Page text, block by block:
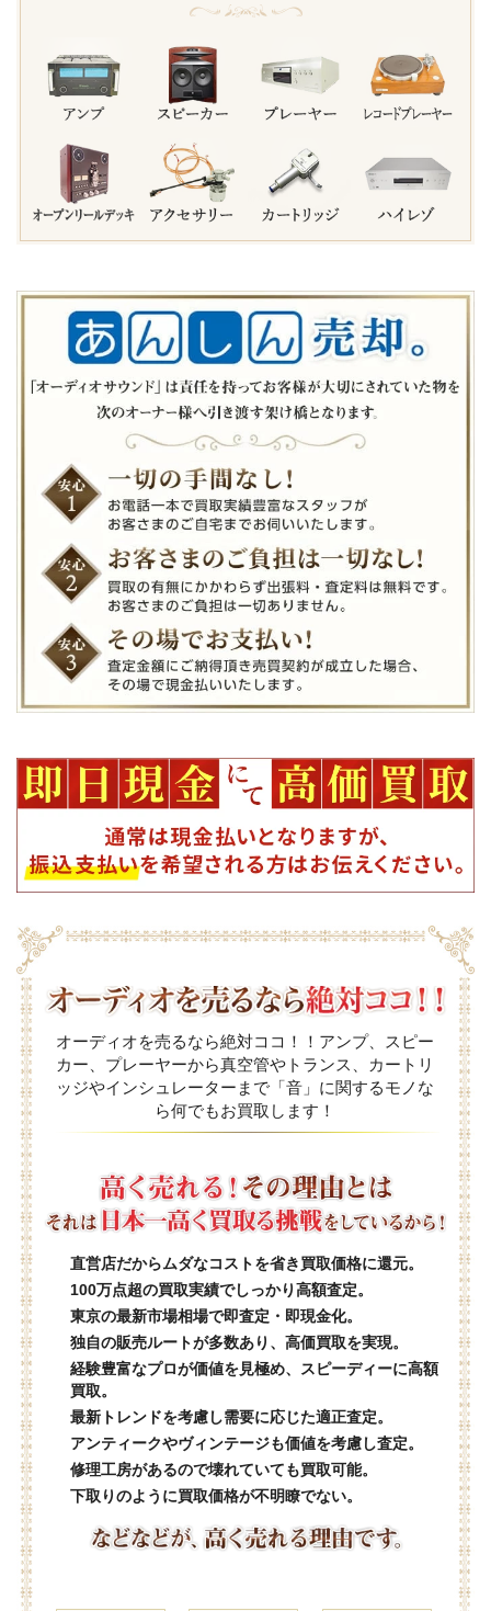
オーディオを売るなら絶対ココ！！アンプ、スピー
カー、プレーヤーから真空管やトランス、カートリ
ッジやインシュレーターまで「音」に関するモノな
ら何でもお買取します！
直営店だからムダなコストを省き買取価格に還元。
100万点超の買取実績でしっかり高額査定。
東京の最新市場相場で即査定・即現金化。
独自の販売ルートが多数あり、高価買取を実現。
経験豊富なプロが価値を見極め、スピーディーに高額
買取。
最新トレンドを考慮し需要に応じた適正査定。
アンティークやヴィンテージも価値を考慮し査定。
修理工房があるので壊れていても買取可能。
下取りのように買取価格が不明瞭でない。